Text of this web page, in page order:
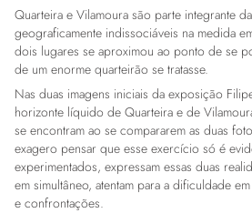
Quarteira e Vilamoura são parte integrante
geograficamente indissociáveis na medida
dois lugares se aproximou ao ponto de se
de um enorme quarteirão se tratasse.
Nas duas imagens iniciais da exposição
horizonte líquido de Quarteira e de
se encontram ao se compararem as duas
exagero pensar que esse exercício só é
experimentados, expressam essas duas
em simultâneo, atentam para a dificuldade
e confrontações.